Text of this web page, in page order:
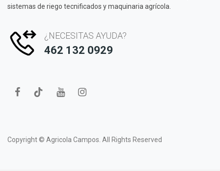
sistemas de riego tecnificados y maquinaria agrícola.
¿NECESITAS AYUDA?
462 132 0929
Copyright © Agricola Campos. All Rights Reserved